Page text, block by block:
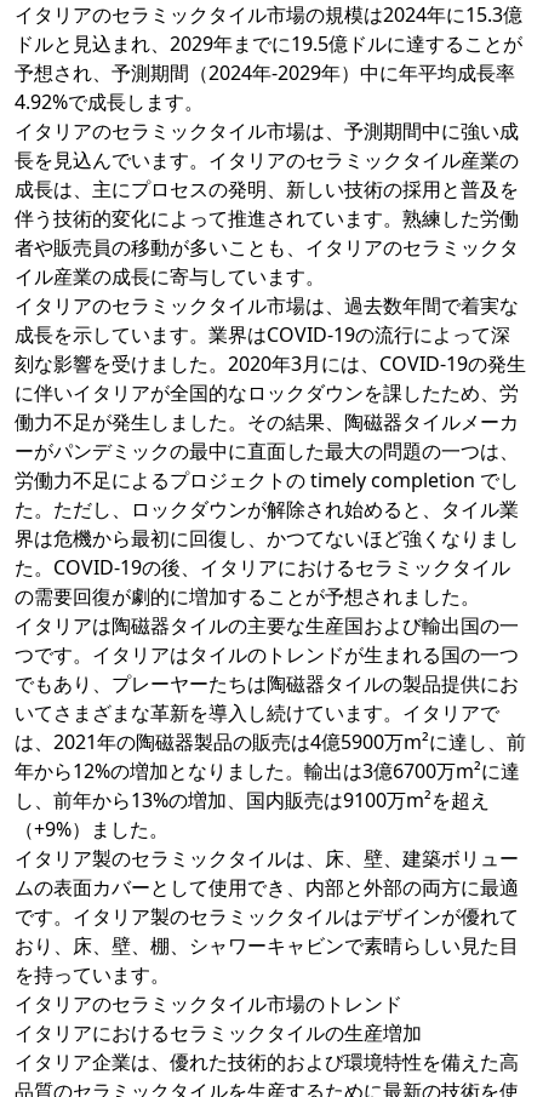
イタリアのセラミックタイル市場の規模は2024年に15.3億
ドルと見込まれ、2029年までに19.5億ドルに達することが
予想され、予測期間（2024年-2029年）中に年平均成長率
4.92%で成長します。
イタリアのセラミックタイル市場は、予測期間中に強い成
長を見込んでいます。イタリアのセラミックタイル産業の
成長は、主にプロセスの発明、新しい技術の採用と普及を
伴う技術的変化によって推進されています。熟練した労働
者や販売員の移動が多いことも、イタリアのセラミックタ
イル産業の成長に寄与しています。
イタリアのセラミックタイル市場は、過去数年間で着実な
成長を示しています。業界はCOVID-19の流行によって深
刻な影響を受けました。2020年3月には、COVID-19の発生
に伴いイタリアが全国的なロックダウンを課したため、労
働力不足が発生しました。その結果、陶磁器タイルメーカ
ーがパンデミックの最中に直面した最大の問題の一つは、
労働力不足によるプロジェクトの timely completion でし
た。ただし、ロックダウンが解除され始めると、タイル業
界は危機から最初に回復し、かつてないほど強くなりまし
た。COVID-19の後、イタリアにおけるセラミックタイル
の需要回復が劇的に増加することが予想されました。
イタリアは陶磁器タイルの主要な生産国および輸出国の一
つです。イタリアはタイルのトレンドが生まれる国の一つ
でもあり、プレーヤーたちは陶磁器タイルの製品提供にお
いてさまざまな革新を導入し続けています。イタリアで
は、2021年の陶磁器製品の販売は4億5900万m²に達し、前
年から12%の増加となりました。輸出は3億6700万m²に達
し、前年から13%の増加、国内販売は9100万m²を超え
（+9%）ました。
イタリア製のセラミックタイルは、床、壁、建築ボリュー
ムの表面カバーとして使用でき、内部と外部の両方に最適
です。イタリア製のセラミックタイルはデザインが優れて
おり、床、壁、棚、シャワーキャビンで素晴らしい見た目
を持っています。
イタリアのセラミックタイル市場のトレンド
イタリアにおけるセラミックタイルの生産増加
イタリア企業は、優れた技術的および環境特性を備えた高
品質のセラミックタイルを生産するために最新の技術を使